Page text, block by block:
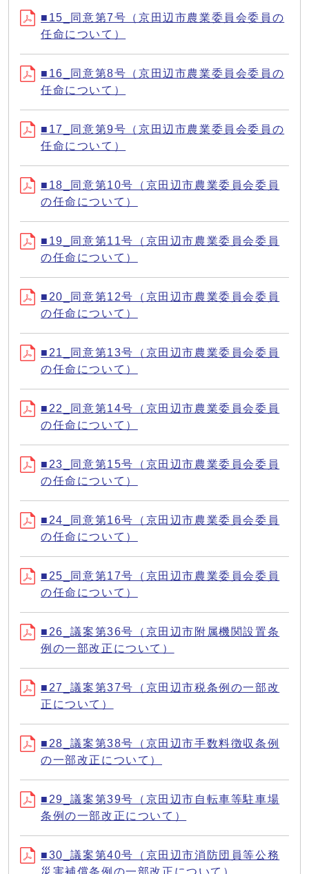
■15_同意第7号（京田辺市農業委員会委員の
任命について）
■16_同意第8号（京田辺市農業委員会委員の
任命について）
■17_同意第9号（京田辺市農業委員会委員の
任命について）
■18_同意第10号（京田辺市農業委員会委員
の任命について）
■19_同意第11号（京田辺市農業委員会委員
の任命について）
■20_同意第12号（京田辺市農業委員会委員
の任命について）
■21_同意第13号（京田辺市農業委員会委員
の任命について）
■22_同意第14号（京田辺市農業委員会委員
の任命について）
■23_同意第15号（京田辺市農業委員会委員
の任命について）
■24_同意第16号（京田辺市農業委員会委員
の任命について）
■25_同意第17号（京田辺市農業委員会委員
の任命について）
■26_議案第36号（京田辺市附属機関設置条
例の一部改正について）
■27_議案第37号（京田辺市税条例の一部改
正について）
■28_議案第38号（京田辺市手数料徴収条例
の一部改正について）
■29_議案第39号（京田辺市自転車等駐車場
条例の一部改正について）
■30_議案第40号（京田辺市消防団員等公務
災害補償条例の一部改正について）